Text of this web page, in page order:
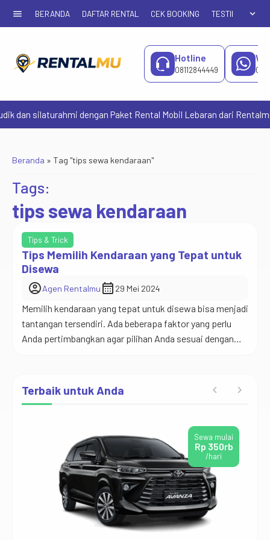
menu BERANDA DAFTAR RENTAL CEK BOOKING TESTIMONIAL
expand_more
Hotline
08112844449
dan silaturahmi dengan Paket Rental Mobil Lebaran dari
Beranda » Tag "tips sewa kendaraan"
Tags:
tips sewa kendaraan
Tips & Trick
Tips Memilih Kendaraan yang Tepat untuk
Disewa
account_circleAgen Rentalmu calendar_month 29 Mei 2024
Memilih kendaraan yang tepat untuk disewa bisa menjadi
tantangan tersendiri. Ada beberapa faktor yang perlu
Anda pertimbangkan agar pilihan Anda sesuai dengan
bawaan yang akan Anda bawa. Jika Anda bepergian
dengan keluarga besar atau membawa banyak barang,
Terbaik untuk Anda
Sewa mulai
Rp 350rb
/hari